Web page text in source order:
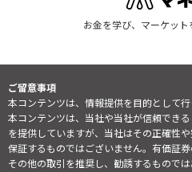
お金を学び、マーケット
ご留意事項
本コンテンツは、情報提供を目的として行
本コンテンツは、当社や当社が信頼でき
を提供していますが、当社はその正確性
保証するものではございません。有価証
その他の取引を推奨し、勧誘するもので